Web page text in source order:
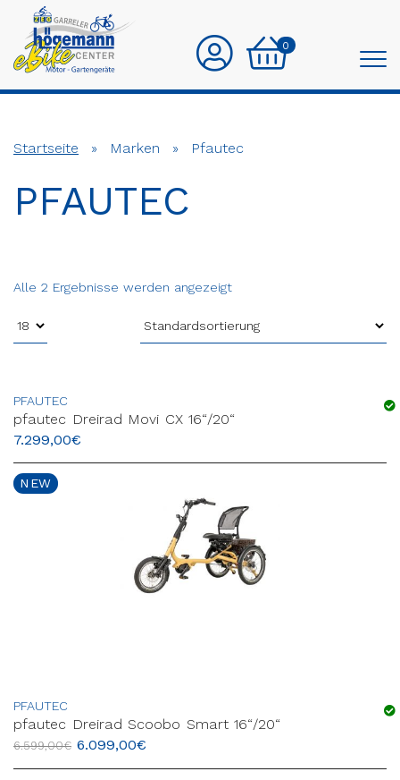
0
Startseite » Marken » Pfautec
PFAUTEC
Alle 2 Ergebnisse werden angezeigt
PFAUTEC
pfautec Dreirad Movi CX 16“/20“
7.299,00€
NEW
PFAUTEC
pfautec Dreirad Scoobo Smart 16“/20“
6.599,00€ 6.099,00€